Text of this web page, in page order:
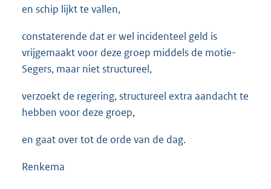
en schip lijkt te vallen,
constaterende dat er wel incidenteel geld is
vrijgemaakt voor deze groep middels de motie-
Segers, maar niet structureel,
verzoekt de regering, structureel extra aandacht te
hebben voor deze groep,
en gaat over tot de orde van de dag.
Renkema